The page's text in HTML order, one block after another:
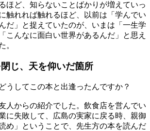
ほど、知らないことばかりが増えていっ
触れれば触れるほど、以前は「学んでい
だ」と捉えていたのが、いまは「一生学
こんなに面白い世界があるんだ」と思え
。
じ、 天を仰いだ箇所
うしてこの本と出逢ったんですか？
人からの紹介でした。飲食店を営んでい
に失敗して、広島の実家に戻る時、親御
め」ということで、先生方の本を読んだ